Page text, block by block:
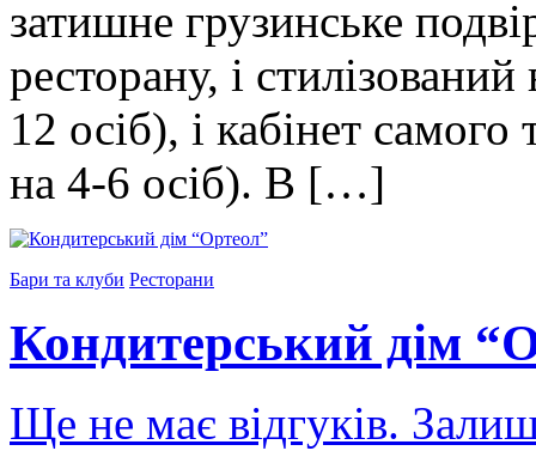
затишне грузинське
ресторану, і
12 осіб), і кабінет
на 4-6 осіб). В […]
Бари та клуби Ресторани
Кондитерський дім
Ще не має відгуків.